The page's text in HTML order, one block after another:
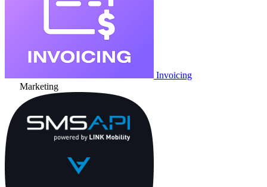
Invoicing
Marketing